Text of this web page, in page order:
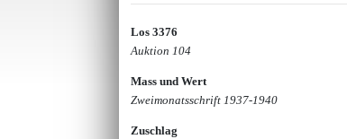
Los 3376
Auktion 104
Mass und Wert
Zweimonatsschrift 1937-1940
Zuschlag